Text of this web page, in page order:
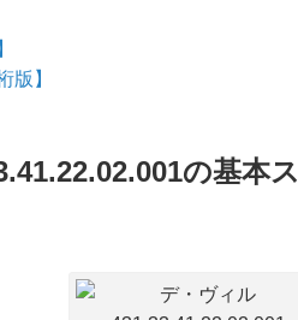
版】
の基本ス